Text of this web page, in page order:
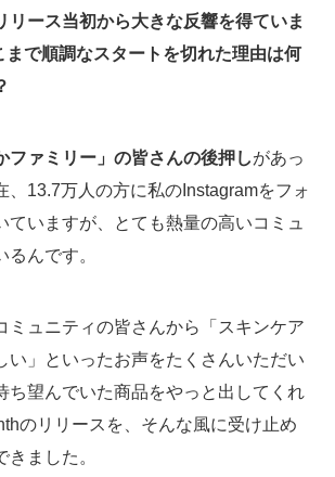
リース当初から大きな反響を得ていま
で順調なスタートを切れた理由は何
ファミリー」の皆さんの後押しがあっ
、13.7万人の方に私のInstagramをフォ
ていますが、とても熱量の高いコミュ
んです。
ミュニティの皆さんから「スキンケア
い」といったお声をたくさんいただい
ち望んでいた商品をやっと出してくれ
のリリースを、そんな風に受け止め
ました。